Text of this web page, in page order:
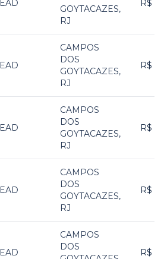
EAD
GOYTACAZES,
RJ
R$
EAD
CAMPOS
DOS
GOYTACAZES,
RJ
R$
EAD
CAMPOS
DOS
GOYTACAZES,
RJ
R$
EAD
CAMPOS
DOS
GOYTACAZES,
RJ
R$
EAD
CAMPOS
DOS
R$